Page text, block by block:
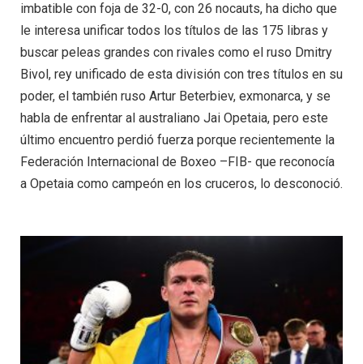
imbatible con foja de 32-0, con 26 nocauts, ha dicho que
le interesa unificar todos los títulos de las 175 libras y
buscar peleas grandes con rivales como el ruso Dmitry
Bivol, rey unificado de esta división con tres títulos en su
poder, el también ruso Artur Beterbiev, exmonarca, y se
habla de enfrentar al australiano Jai Opetaia, pero este
último encuentro perdió fuerza porque recientemente la
Federación Internacional de Boxeo –FIB- que reconocía
a Opetaia como campeón en los cruceros, lo desconoció.